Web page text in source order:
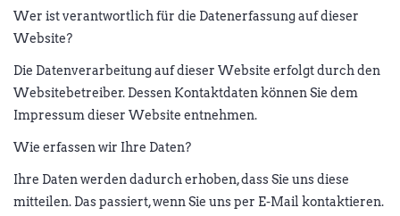
Wer ist verantwortlich für die Datenerfassung auf dieser
Website?
Die Datenverarbeitung auf dieser Website erfolgt durch den
Websitebetreiber. Dessen Kontaktdaten können Sie dem
Impressum dieser Website entnehmen.
Wie erfassen wir Ihre Daten?
Ihre Daten werden dadurch erhoben, dass Sie uns diese
mitteilen. Das passiert, wenn Sie uns per E-Mail kontaktieren.